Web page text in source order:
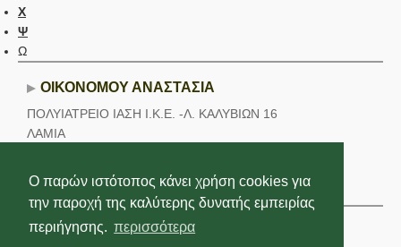
Ο παρών ιστότοπος κάνει χρήση cookies για
την παροχή της καλύτερης δυνατής εμπειρίας
περιήγησης. περισσότερα
Χ
Ψ
Ω
ΟΙΚΟΝΟΜΟΥ ΑΝΑΣΤΑΣΙΑ
ΠΟΛΥΙΑΤΡΕΙΟ ΙΑΣΗ Ι.Κ.Ε. -Λ. ΚΑΛΥΒΙΩΝ 16
ΛΑΜΙΑ
Βρίσκεται σε:Χειρουργικής Παίδων